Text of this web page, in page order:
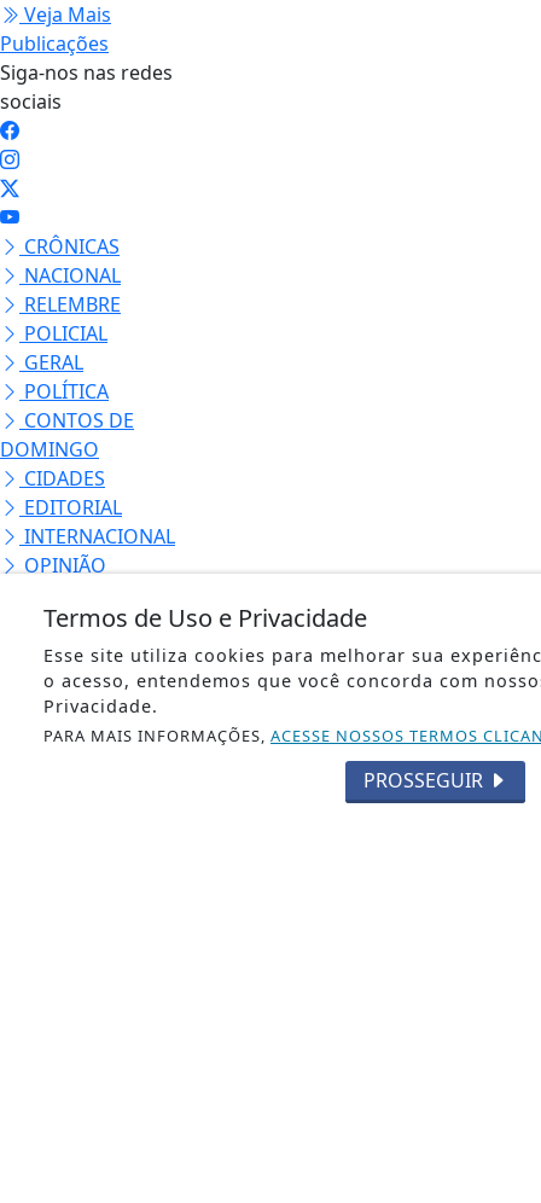
Veja Mais
Publicações
Siga-nos nas redes
sociais
CRÔNICAS
NACIONAL
RELEMBRE
POLICIAL
GERAL
POLÍTICA
CONTOS DE
DOMINGO
CIDADES
EDITORIAL
INTERNACIONAL
OPINIÃO
CULTURA
EVENTOS
RELIGIÃO
TECNOLOGIA
MEIO AMBIENTE
Termos de Uso e Privacidade
Esse site utiliza cookies para melhorar sua
o acesso, entendemos que você concorda com
Privacidade.
PARA MAIS INFORMAÇÕES, ACESSE NOSSOS TERMOS
PROSSEGUIR